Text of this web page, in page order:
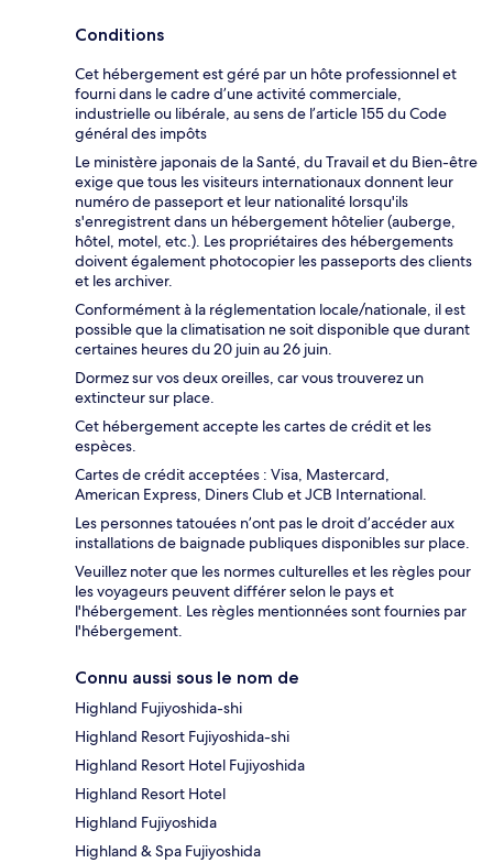
Conditions
Cet hébergement est géré par un hôte professionnel et
fourni dans le cadre d’une activité commerciale,
industrielle ou libérale, au sens de l’article 155 du Code
général des impôts
Le ministère japonais de la Santé, du Travail et du Bien-être
exige que tous les visiteurs internationaux donnent leur
numéro de passeport et leur nationalité lorsqu'ils
s'enregistrent dans un hébergement hôtelier (auberge,
hôtel, motel, etc.). Les propriétaires des hébergements
doivent également photocopier les passeports des clients
et les archiver.
Conformément à la réglementation locale/nationale, il est
possible que la climatisation ne soit disponible que durant
certaines heures du 20 juin au 26 juin.
Dormez sur vos deux oreilles, car vous trouverez un
extincteur sur place.
Cet hébergement accepte les cartes de crédit et les
espèces.
Cartes de crédit acceptées : Visa, Mastercard,
American Express, Diners Club et JCB International.
Les personnes tatouées n’ont pas le droit d’accéder aux
installations de baignade publiques disponibles sur place.
Veuillez noter que les normes culturelles et les règles pour
les voyageurs peuvent différer selon le pays et
l'hébergement. Les règles mentionnées sont fournies par
l'hébergement.
Connu aussi sous le nom de
Highland Fujiyoshida-shi
Highland Resort Fujiyoshida-shi
Highland Resort Hotel Fujiyoshida
Highland Resort Hotel
Highland Fujiyoshida
Highland & Spa Fujiyoshida